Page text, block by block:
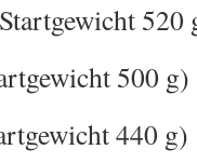
520
500 g)
440 g)